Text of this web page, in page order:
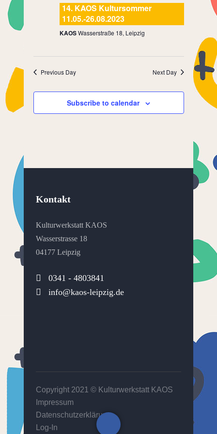
14. KAOS Kultursommer
11.05.-26.08.2023
KAOSWasserstraße 18, Leipzig
Previous Day Next Day
Subscribe to calendar
Kontakt
Kulturwerkstatt KAOS
Wasserstrasse 18
04177 Leipzig
0341 - 4803841
info@kaos-leipzig.de
Copyright 2021 © Kulturwerkstatt KAOS
Impressum
Datenschutzerklärung
Log-In